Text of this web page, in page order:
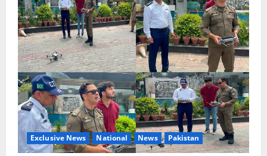
Exclusive News National News Pakistan